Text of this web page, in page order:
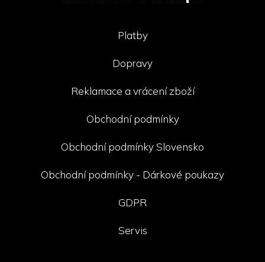
Platby
Dopravy
Reklamace a vrácení zboží
Obchodní podmínky
Obchodní podmínky Slovensko
Obchodní podmínky - Dárkové poukazy
GDPR
Servis